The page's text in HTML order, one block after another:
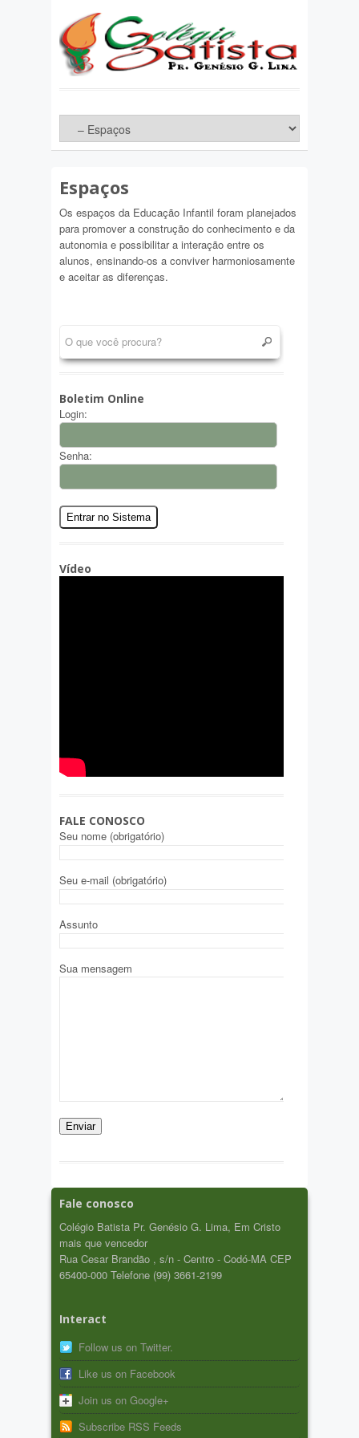
Espaços
Os espaços da Educação Infantil foram planejados
para promover a construção do conhecimento e da
autonomia e possibilitar a interação entre os
alunos, ensinando-os a conviver harmoniosamente
e aceitar as diferenças.
Boletim Online
Login:
Senha:
Vídeo
FALE CONOSCO
Seu nome (obrigatório)
Seu e-mail (obrigatório)
Assunto
Sua mensagem
Fale conosco
Colégio Batista Pr. Genésio G. Lima, Em Cristo
mais que vencedor
Rua Cesar Brandão , s/n - Centro - Codó-MA CEP
65400-000 Telefone (99) 3661-2199
Interact
Follow us on Twitter.
Like us on Facebook
Join us on Google+
Subscribe RSS Feeds